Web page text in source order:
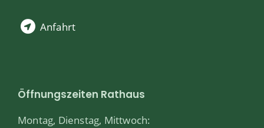
Anfahrt
Öffnungszeiten Rathaus
Montag, Dienstag, Mittwoch: